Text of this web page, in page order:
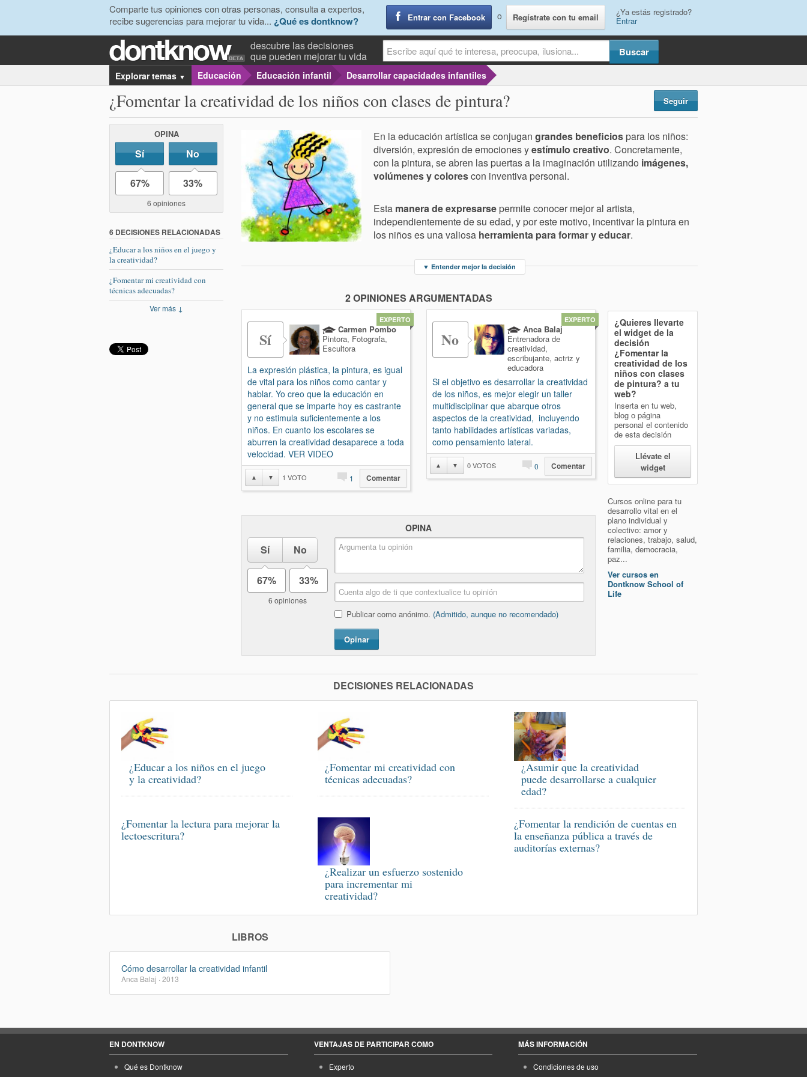
Comparte tus opiniones con otras personas, consulta a expertos,
recibe sugerencias para mejorar tu vida... ¿Qué es dontknow? Entrar con Facebook o Regístrate con tu email ¿Ya estás registrado?
Entrar
descubre las decisiones
que pueden mejorar tu vida
Explorar temas ▼ Educación Educación infantil Desarrollar capacidades infantiles
¿Fomentar la creatividad de los niños con clases de pintura? Seguir
OPINA
Sí No
67% 33%
6 opiniones
6 DECISIONES RELACIONADAS
¿Educar a los niños en el juego y
la creatividad?
¿Fomentar mi creatividad con
técnicas adecuadas?
Ver más ↓
En la educación artística se conjugan grandes beneficios para los niños:
diversión, expresión de emociones yestímulo creativo. Concretamente,
con la pintura, se abren las puertas a la imaginación utilizando imágenes,
volúmenes y colorescon inventiva personal.
Esta manera de expresarse permite conocer mejor al artista,
independientemente de su edad, y por este motivo, incentivar la pintura en
los niños es una valiosa herramienta para formar y educar.
▼ Entender mejor la decisión
2 OPINIONES ARGUMENTADAS
Sí
Carmen Pombo
Pintora, Fotografa,
Escultora
La expresión plástica, la pintura, es igual
de vital para los niños como cantar y
hablar. Yo creo que la educación en
general que se imparte hoy es castrante
y no estimula suficientemente a los
niños. En cuanto los escolares se
aburren la creatividad desaparece a toda
velocidad. VER VIDEO
EXPERTO
▲ ▼ 1 VOTO 1 Comentar
No
Anca Balaj
Entrenadora de
creatividad,
escribujante, actriz y
educadora
Si el objetivo es desarrollar la creatividad
de los niños, es mejor elegir un taller
multidisciplinar que abarque otros
aspectos de la creatividad, incluyendo
tanto habilidades artísticas variadas,
como pensamiento lateral.
EXPERTO
▲ ▼ 0VOTOS 0 Comentar
OPINA
Sí No
67% 33%
6 opiniones
Publicar como anónimo. (Admitido, aunque no recomendado)
Opinar
¿Quieres llevarte
el widget de la
decisión
¿Fomentar la
creatividad de los
niños con clases
de pintura? a tu
web?
Inserta en tu web,
blog o página
personal el contenido
de esta decisión
Llévate el
widget
Cursos online para tu
desarrollo vital en el
plano individual y
colectivo: amor y
relaciones, trabajo, salud,
familia, democracia,
paz...
Ver cursos en
Dontknow School of
Life
DECISIONES RELACIONADAS
¿Educar a los niños en el juego
y la creatividad?
¿Fomentar mi creatividad con
técnicas adecuadas?
¿Asumir que la creatividad
puede desarrollarse a cualquier
edad?
¿Fomentar la lectura para mejorar la
lectoescritura?
¿Realizar un esfuerzo sostenido
para incrementar mi
creatividad?
¿Fomentar la rendición de cuentas en
la enseñanza pública a través de
auditorías externas?
LIBROS
Cómo desarrollar la creatividad infantil
Anca Balaj · 2013
EN DONTKNOW
Qué es Dontknow
VENTAJAS DE PARTICIPAR COMO
Experto
MÁS INFORMACIÓN
Condiciones de uso